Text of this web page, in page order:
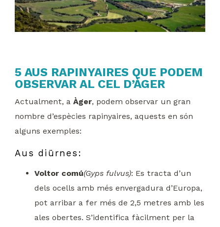
5 AUS RAPINYAIRES QUE PODEM
OBSERVAR AL CEL D’ÀGER
Actualment, a Àger, podem observar un gran
nombre d’espècies rapinyaires, aquests en són
alguns exemples:
Aus diürnes:
Voltor comú(Gyps fulvus): Es tracta d’un
dels ocells amb més envergadura d’Europa,
pot arribar a fer més de 2,5 metres amb les
ales obertes. S’identifica fàcilment per la